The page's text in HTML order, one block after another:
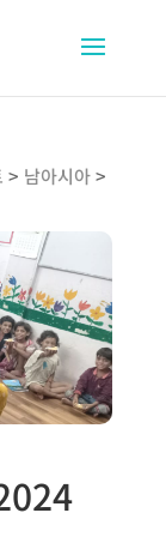
> 남아시아>